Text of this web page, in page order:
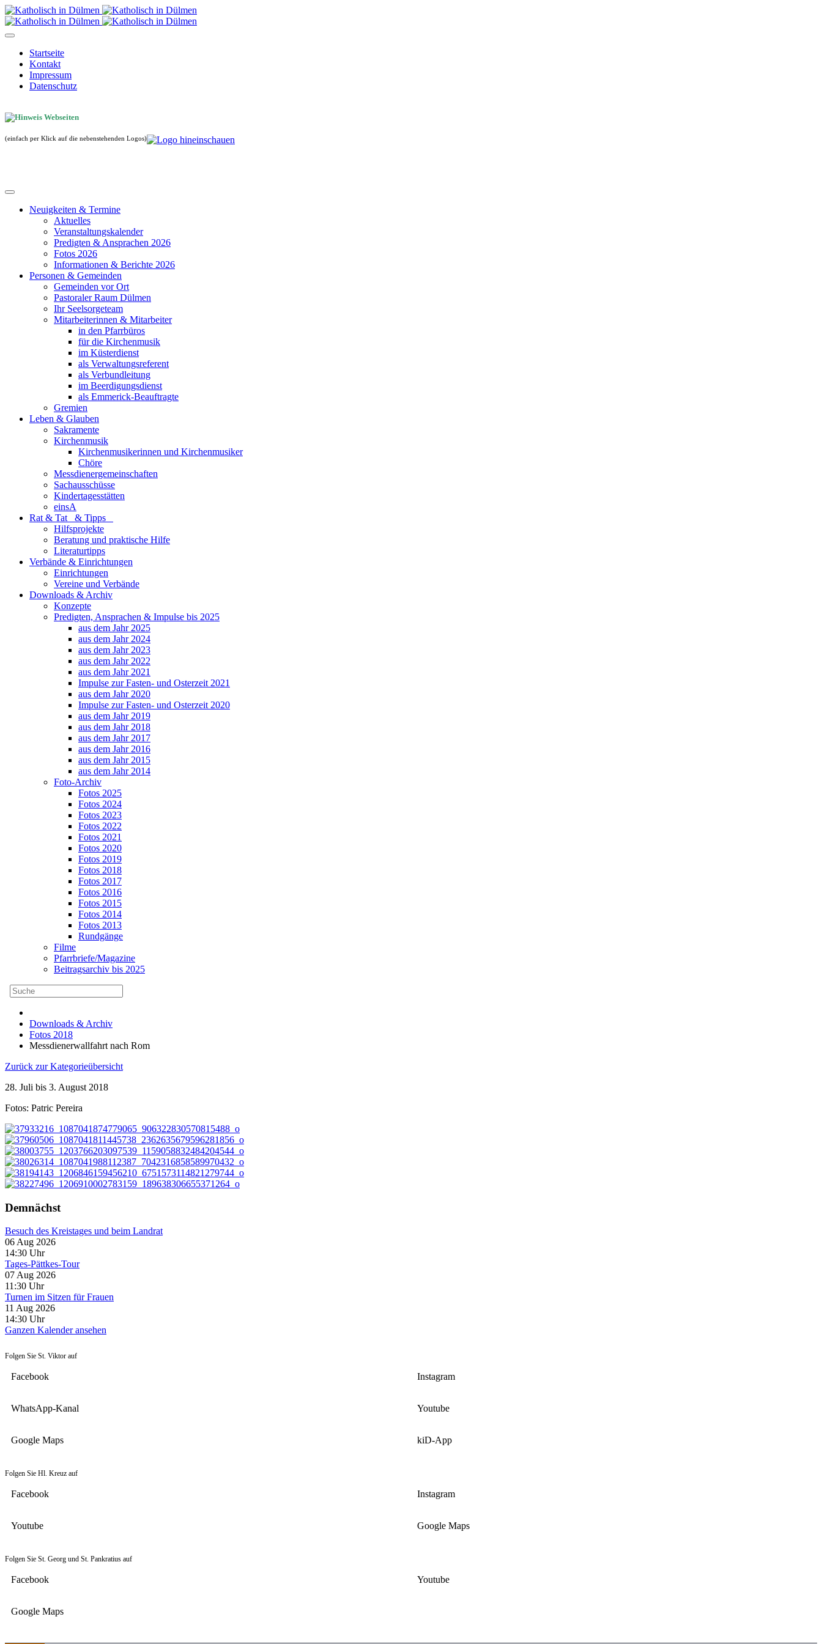
Startseite
Kontakt
Impressum
Datenschutz
(einfach per Klick auf die nebenstehenden Logos)
Neuigkeiten & Termine
Aktuelles
Veranstaltungskalender
Predigten & Ansprachen 2026
Fotos 2026
Informationen & Berichte 2026
Personen & Gemeinden
Gemeinden vor Ort
Pastoraler Raum Dülmen
Ihr Seelsorgeteam
Mitarbeiterinnen & Mitarbeiter
in den Pfarrbüros
für die Kirchenmusik
im Küsterdienst
als Verwaltungsreferent
als Verbundleitung
im Beerdigungsdienst
als Emmerick-Beauftragte
Gremien
Leben & Glauben
Sakramente
Kirchenmusik
Kirchenmusikerinnen und Kirchenmusiker
Chöre
Messdienergemeinschaften
Sachausschüsse
Kindertagesstätten
einsA
Rat & Tat & Tipps
Hilfsprojekte
Beratung und praktische Hilfe
Literaturtipps
Verbände & Einrichtungen
Einrichtungen
Vereine und Verbände
Downloads & Archiv
Konzepte
Predigten, Ansprachen & Impulse bis 2025
aus dem Jahr 2025
aus dem Jahr 2024
aus dem Jahr 2023
aus dem Jahr 2022
aus dem Jahr 2021
Impulse zur Fasten- und Osterzeit 2021
aus dem Jahr 2020
Impulse zur Fasten- und Osterzeit 2020
aus dem Jahr 2019
aus dem Jahr 2018
aus dem Jahr 2017
aus dem Jahr 2016
aus dem Jahr 2015
aus dem Jahr 2014
Foto-Archiv
Fotos 2025
Fotos 2024
Fotos 2023
Fotos 2022
Fotos 2021
Fotos 2020
Fotos 2019
Fotos 2018
Fotos 2017
Fotos 2016
Fotos 2015
Fotos 2014
Fotos 2013
Rundgänge
Filme
Pfarrbriefe/Magazine
Beitragsarchiv bis 2025
Downloads & Archiv
Fotos 2018
Messdienerwallfahrt nach Rom
Zurück zur Kategorieübersicht
28. Juli bis 3. August 2018
Fotos: Patric Pereira
Demnächst
Besuch des Kreistages und beim Landrat
06 Aug 2026
14:30 Uhr
Tages-Pättkes-Tour
07 Aug 2026
11:30 Uhr
Turnen im Sitzen für Frauen
11 Aug 2026
14:30 Uhr
Ganzen Kalender ansehen
Folgen Sie St. Viktor auf
Facebook Instagram
WhatsApp-Kanal Youtube
Google Maps kiD-App
Folgen Sie Hl. Kreuz auf
Facebook Instagram
Youtube Google Maps
Folgen Sie St. Georg und St. Pankratius auf
Facebook Youtube
Google Maps